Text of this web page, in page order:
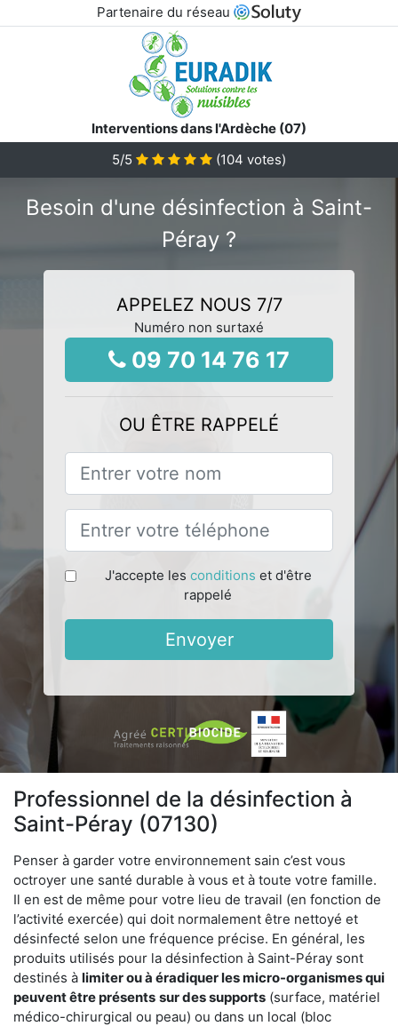
Partenaire du réseau
Interventions dans l'Ardèche (07)
5/5 (104 votes)
Besoin d'une désinfection à Saint-
Péray ?
APPELEZ NOUS 7/7
Numéro non surtaxé
09 70 14 76 17
OU ÊTRE RAPPELÉ
J'accepte les conditions et d'être
rappelé
Envoyer
Professionnel de la désinfection à
Saint-Péray (07130)
Penser à garder votre environnement sain c’est vous
octroyer une santé durable à vous et à toute votre famille.
Il en est de même pour votre lieu de travail (en fonction de
l’activité exercée) qui doit normalement être nettoyé et
désinfecté selon une fréquence précise. En général, les
produits utilisés pour la désinfection à Saint-Péray sont
destinés à limiter ou à éradiquer les micro-organismes qui
peuvent être présents sur des supports (surface, matériel
médico-chirurgical ou peau) ou dans un local (bloc